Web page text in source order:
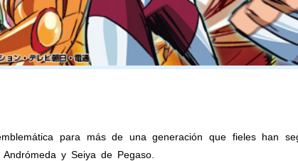
para más de una generación que fieles han
y Seiya de Pegaso.